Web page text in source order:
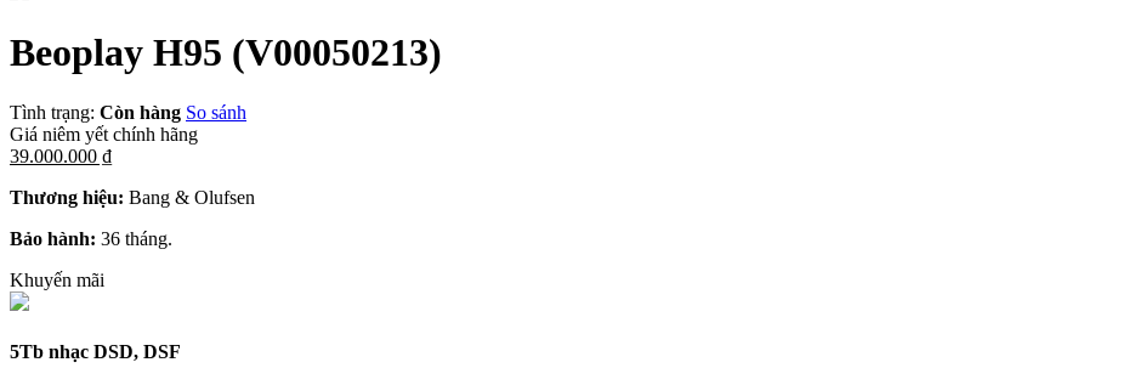
Beoplay H95 (V00050213)
Tình trạng: Còn hàng So sánh
Giá niêm yết chính hãng
39.000.000 ₫
Thương hiệu: Bang & Olufsen
Bảo hành: 36 tháng.
Khuyến mãi
5Tb nhạc DSD, DSF